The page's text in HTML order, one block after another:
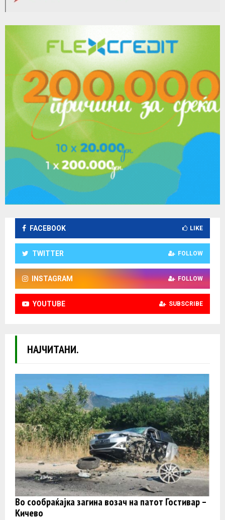
FACEBOOK LIKE
TWITTER FOLLOW
INSTAGRAM FOLLOW
YOUTUBE SUBSCRIBE
НАЈЧИТАНИ.
Во сообраќајка загина возач на патот Гостивар –
Кичево